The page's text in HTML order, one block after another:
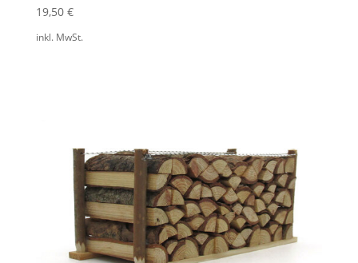
19,50 €
inkl. MwSt.